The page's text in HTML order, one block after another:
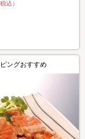
込）
ングおすすめ